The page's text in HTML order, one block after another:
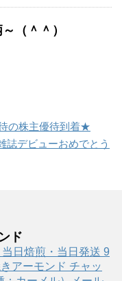
（＾＾）
の株主優待到着★
デビューおめでとう
ド
日焙煎・当日発送 9
アーモンド チャッ